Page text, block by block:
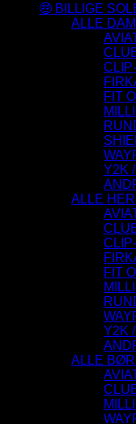
🤑 BILLIGE
ALLE
FIT
Y2K
ALLE
FIT
Y2K
ALLE